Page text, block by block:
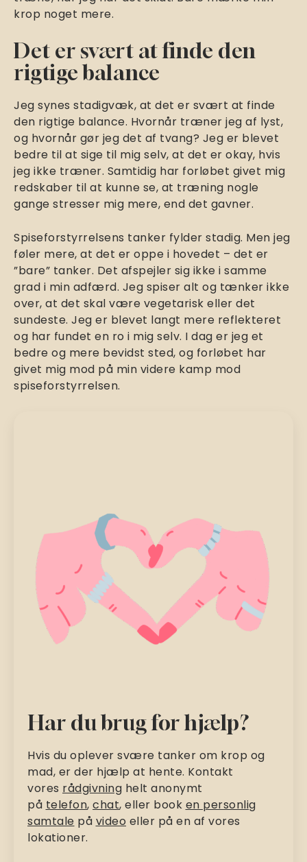
krop noget mere.
Det er svært at finde den
rigtige balance
Jeg synes stadigvæk, at det er svært at finde
den rigtige balance. Hvornår træner jeg af lyst,
og hvornår gør jeg det af tvang? Jeg er blevet
bedre til at sige til mig selv, at det er okay, hvis
jeg ikke træner. Samtidig har forløbet givet mig
redskaber til at kunne se, at træning nogle
gange stresser mig mere, end det gavner.
Spiseforstyrrelsens tanker fylder stadig. Men jeg
føler mere, at det er oppe i hovedet – det er
”bare” tanker. Det afspejler sig ikke i samme
grad i min adfærd. Jeg spiser alt og tænker ikke
over, at det skal være vegetarisk eller det
sundeste. Jeg er blevet langt mere reflekteret
og har fundet en ro i mig selv. I dag er jeg et
bedre og mere bevidst sted, og forløbet har
givet mig mod på min videre kamp mod
spiseforstyrrelsen.
Har du brug for hjælp?
Hvis du oplever svære tanker om krop og
mad, er der hjælp at hente. Kontakt
vores rådgivning helt anonymt
på telefon, chat, eller book en personlig
samtale på video eller på en af vores
lokationer.